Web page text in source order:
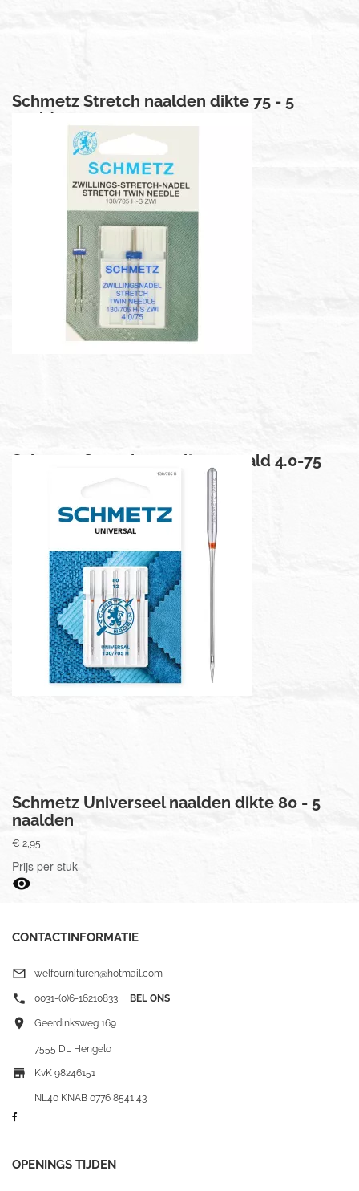
Schmetz Stretch naalden dikte 75 - 5
naalden
Schmetz Stretch tweeling 1 naald 4.0-75
Prijs per stuk
Schmetz Universeel naalden dikte 80 - 5
naalden
€ 2,95
Prijs per stuk

CONTACTINFORMATIE
 welfournituren@hotmail.com
 0031-(0)6-16210833 BEL ONS
 Geerdinksweg 169
7555 DL Hengelo
 KvK 98246151
NL40 KNAB 0776 8541 43
OPENINGS TIJDEN